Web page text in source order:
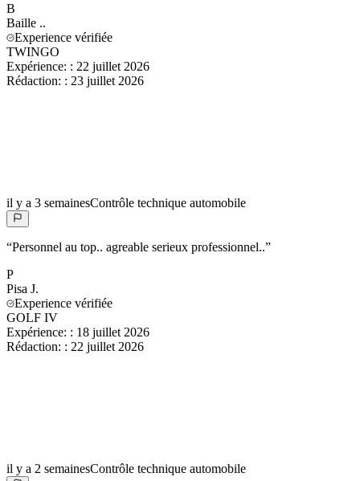
B
Baille ..
Experience vérifiée
TWINGO
Expérience: : 22 juillet 2026
Rédaction: : 23 juillet 2026
il y a 3 semainesContrôle technique automobile
“Personnel au top.. agreable serieux professionnel..”
P
Pisa J.
Experience vérifiée
GOLF IV
Expérience: : 18 juillet 2026
Rédaction: : 22 juillet 2026
il y a 2 semainesContrôle technique automobile